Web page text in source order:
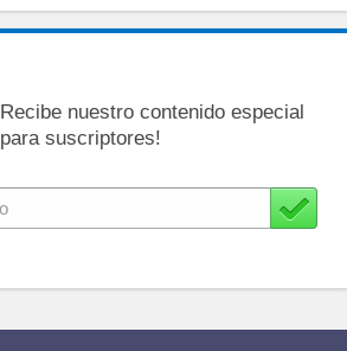
Recibe nuestro contenido especial
para suscriptores!